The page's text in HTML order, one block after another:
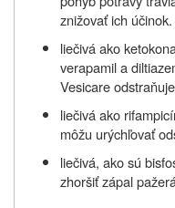
znižovať ich účinok.
liečivá ako
verapamil a
Vesicare
liečivá ako
môžu urýchľovať
liečivá, ako sú
zhoršiť zápal